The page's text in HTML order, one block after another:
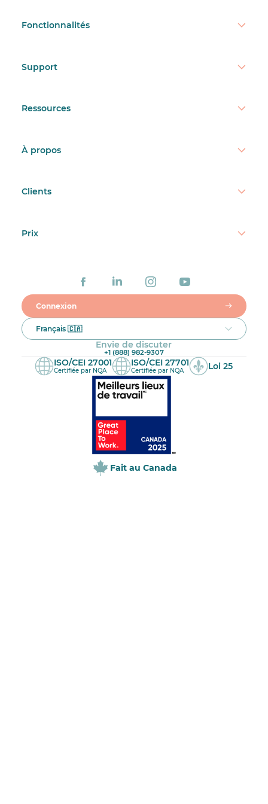
Fonctionnalités
Support
Ressources
À propos
Clients
Prix
Connexion
Français 🇨🇦
Envie de discuter
+1 (888) 982-9307
ISO/CEI 27001
Certifiée par NQA
ISO/CEI 27701
Certifiée par NQA Loi 25
Fait au Canada